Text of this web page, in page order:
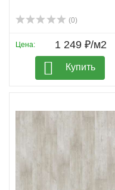
(0)
Цена: 1 249 ₽/м2
Купить